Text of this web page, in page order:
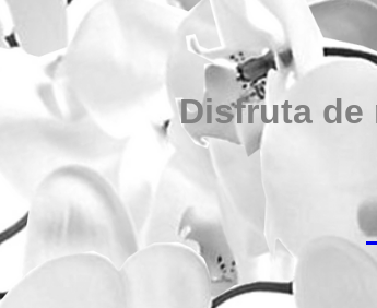
Disfruta de